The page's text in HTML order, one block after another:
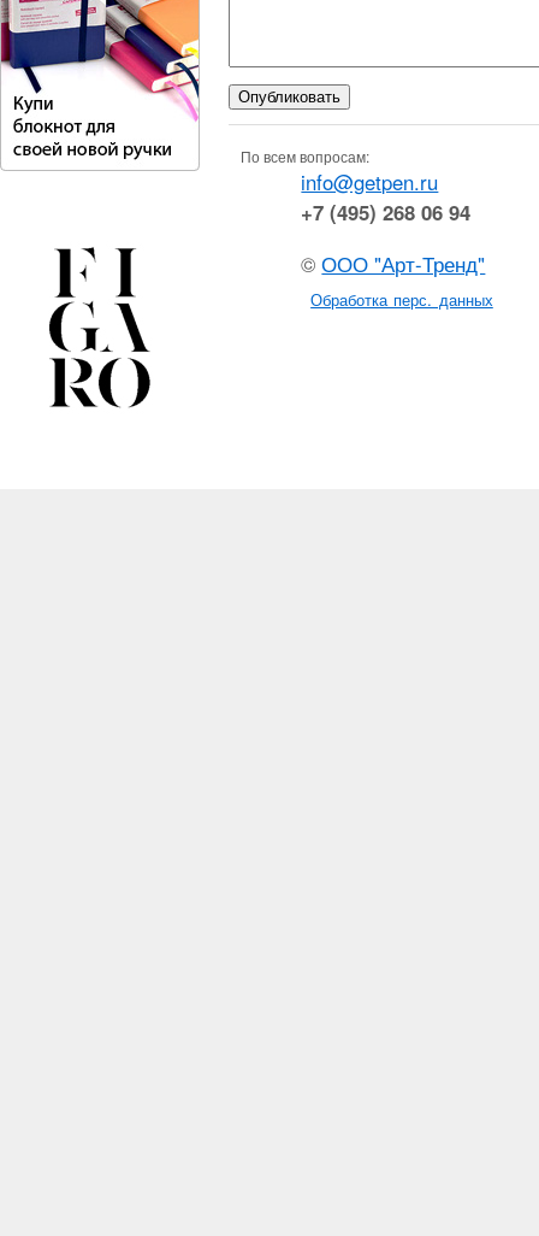
По всем вопросам:
info@getpen.ru
+7 (495) 268 06 94
©ООО "Арт-Тренд"
Обработка перс. данных